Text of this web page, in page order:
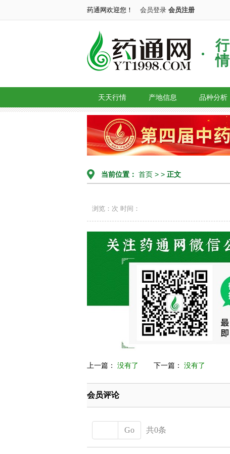
药通网欢迎您！ 会员登录 会员注册
行
情
天天行情 产地信息 品种分析
当前位置： 首页 > > 正文
浏览：次 时间：
上一篇： 没有了 下一篇： 没有了
会员评论
Go 共0条